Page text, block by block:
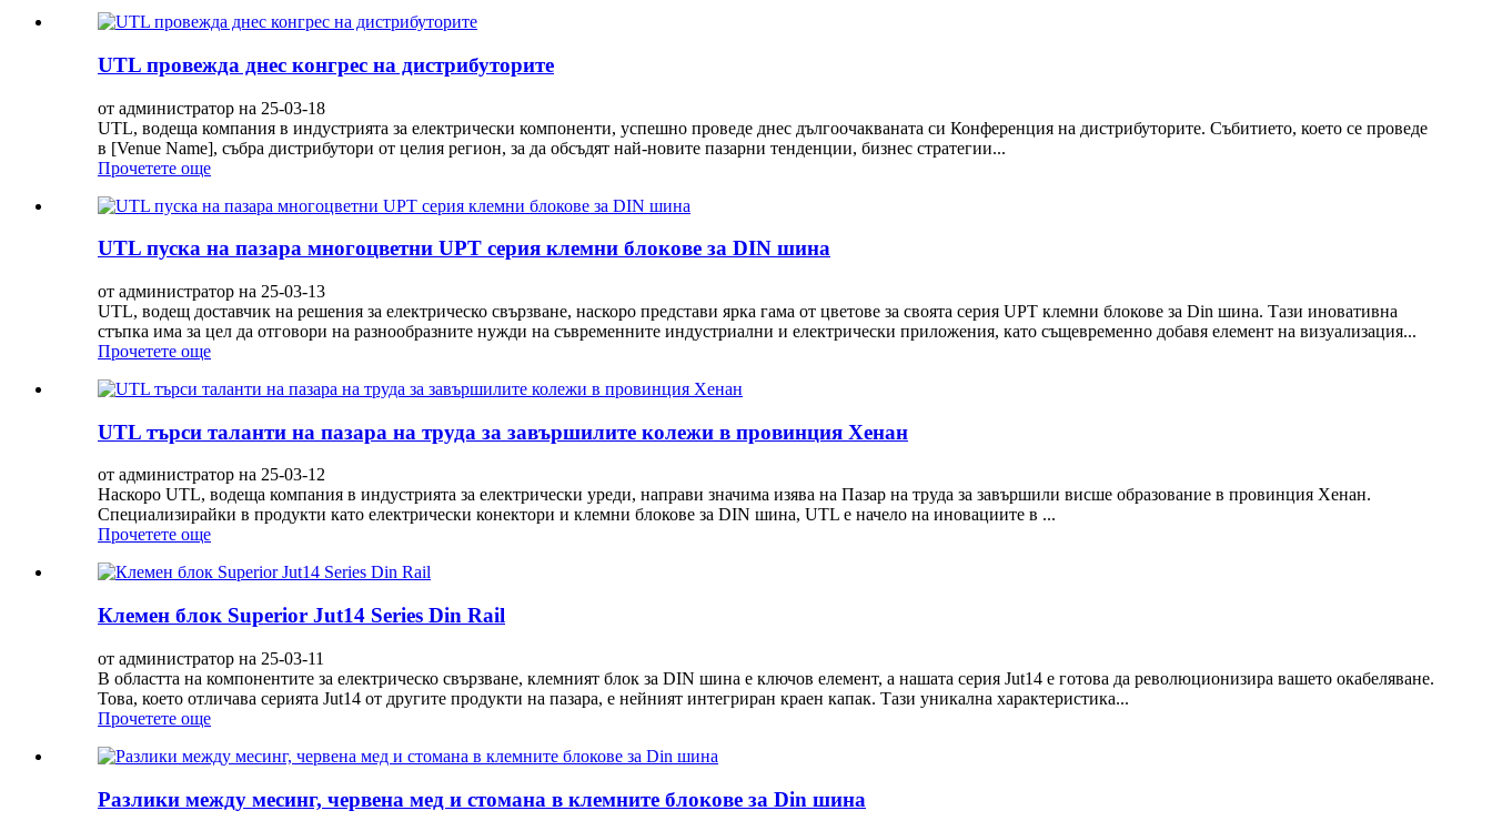
UTL провежда днес конгрес на дистрибуторите
от администратор на 25-03-18
UTL, водеща компания в индустрията за електрически компоненти, успешно проведе днес дългоочакваната си Конференция на дистрибуторите. Събитието, което се проведе
в [Venue Name], събра дистрибутори от целия регион, за да обсъдят най-новите пазарни тенденции, бизнес стратегии...
Прочетете още
UTL пуска на пазара многоцветни UPT серия клемни блокове за DIN шина
от администратор на 25-03-13
UTL, водещ доставчик на решения за електрическо свързване, наскоро представи ярка гама от цветове за своята серия UPT клемни блокове за Din шина. Тази иновативна
стъпка има за цел да отговори на разнообразните нужди на съвременните индустриални и електрически приложения, като същевременно добавя елемент на визуализация...
Прочетете още
UTL търси таланти на пазара на труда за завършилите колежи в провинция Хенан
от администратор на 25-03-12
Наскоро UTL, водеща компания в индустрията за електрически уреди, направи значима изява на Пазар на труда за завършили висше образование в провинция Хенан.
Специализирайки в продукти като електрически конектори и клемни блокове за DIN шина, UTL е начело на иновациите в ...
Прочетете още
Клемен блок Superior Jut14 Series Din Rail
от администратор на 25-03-11
В областта на компонентите за електрическо свързване, клемният блок за DIN шина е ключов елемент, а нашата серия Jut14 е готова да революционизира вашето окабеляване.
Това, което отличава серията Jut14 от другите продукти на пазара, е нейният интегриран краен капак. Тази уникална характеристика...
Прочетете още
Разлики между месинг, червена мед и стомана в клемните блокове за Din шина